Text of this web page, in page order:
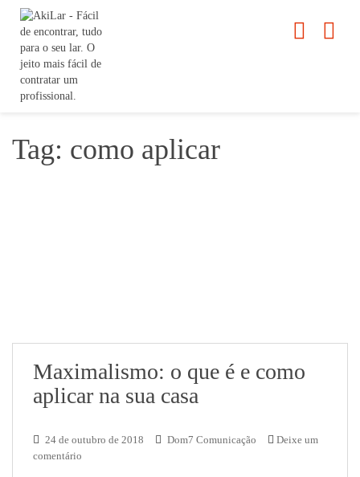
Tag: como aplicar
Maximalismo: o que é e como
aplicar na sua casa
24 de outubro de 2018 Dom7 Comunicação
Deixe um
comentário